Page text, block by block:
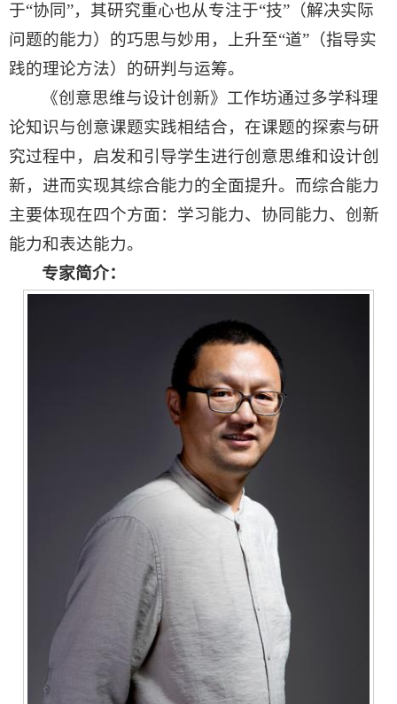
于“协同”，其研究重心也从专注于“技”（解决实际
问题的能力）的巧思与妙用，上升至“道”（指导实
践的理论方法）的研判与运筹。
《创意思维与设计创新》工作坊通过多学科理
论知识与创意课题实践相结合，在课题的探索与研
究过程中，启发和引导学生进行创意思维和设计创
新，进而实现其综合能力的全面提升。而综合能力
主要体现在四个方面：学习能力、协同能力、创新
能力和表达能力。
专家简介：